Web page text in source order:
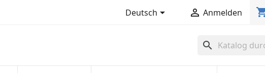
Deutsch  Anmelden
search